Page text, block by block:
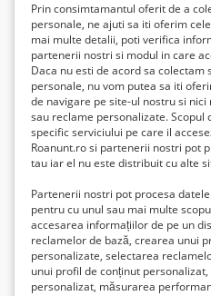
Adresa:
Locație:
Website:
http://
Confectii metalice si
Va rog sa sunati,daca
se raspunda. -Va
rate propriu,fara
o gama completa de
lucrari de sudura:
Hale-metalice,Garaje-
gospodaresc,etc. -
Instalații: -
program de lucru
-17 -Relatii: ,
Prin consimtamantul oferit de a
personale, ne ajuti sa iti oferim
mai multe detalii, poti verifica
partenerii nostri si modul in care
Daca nu esti de acord sa colectam
personale, nu vom putea sa iti
de navigare pe site-ul nostru si
sau reclame personalizate. Scopul
specific serviciului pe care il
Roanunt.ro si partenerii nostri pot
tau iar el nu este distribuit cu alte
Partenerii nostri pot procesa
pentru cu unul sau mai multe
accesarea informațiilor de pe un
reclamelor de bază, crearea unui
personalizate, selectarea
unui profil de conținut
personalizat, măsurarea